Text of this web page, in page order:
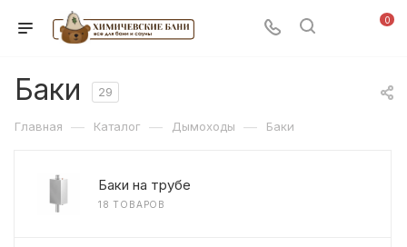
0
Баки 29
Главная — Каталог — Дымоходы — Баки
Баки на трубе
18 ТОВАРОВ